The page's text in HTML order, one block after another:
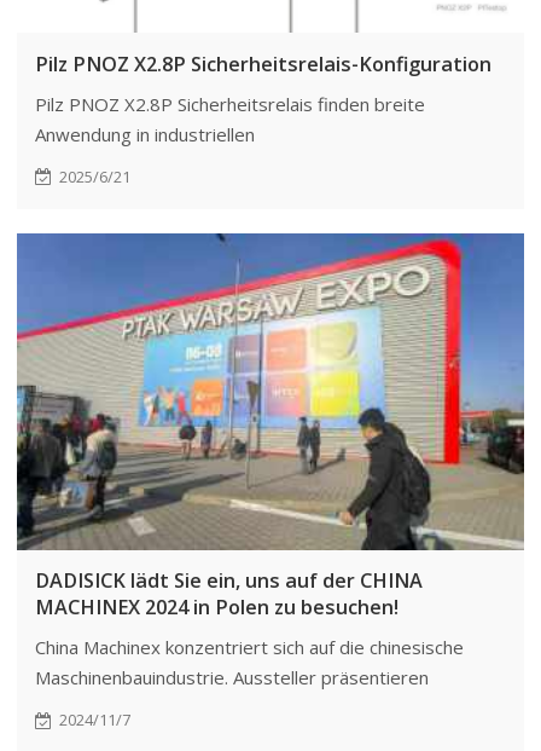
Pilz PNOZ X2.8P Sicherheitsrelais-Konfiguration
Pilz PNOZ X2.8P Sicherheitsrelais finden breite
Anwendung in industriellen
Sicherheitssteuerungssystemen wie Lichtvorhängen und
standardisierte Verdrahtungsmethoden und eignen sich
für die Schutzanforderungen von
Automatisierungsanlagen mit hohen
Sicherheitsanforderungen.
2025/6/21
DADISICK lädt Sie ein, uns auf der CHINA
MACHINEX 2024 in Polen zu besuchen!
China Machinex konzentriert sich auf die chinesische
Maschinenbauindustrie. Aussteller präsentieren
Produkte aus den Bereichen Elektrizität und
2024/11/7